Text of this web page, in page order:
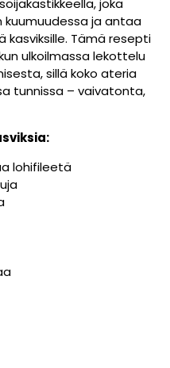
kuumuudessa ja antaa
kasviksille. Tämä resepti
ulkoilmassa lekottelu
sillä koko ateria
tunnissa – vaivatonta,
lohifileetä